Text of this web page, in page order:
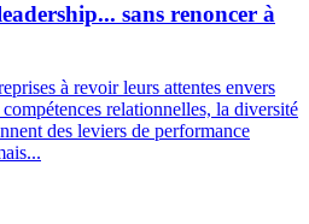
sans renoncer à
à revoir leurs attentes envers
relationnelles, la diversité
des leviers de performance